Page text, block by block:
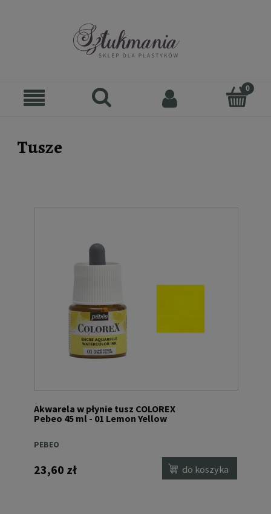
Tusze
Akwarela w płynie tusz COLOREX
Pebeo 45 ml - 01 Lemon Yellow
PEBEO
23,60 zł do koszyka